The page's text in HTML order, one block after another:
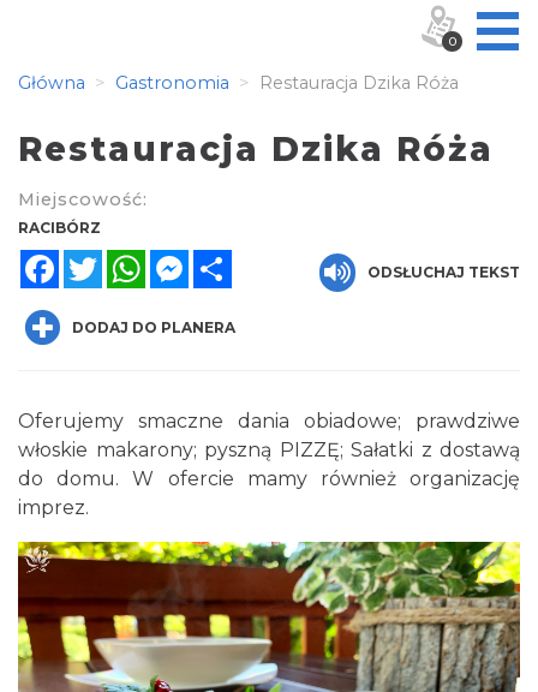
Główna Gastronomia Restauracja Dzika Róża
Restauracja Dzika Róża
Miejscowość:
RACIBÓRZ
FacebookTwitterWhatsAppMessenger
ODSŁUCHAJ TEKST
DODAJ DO PLANERA
Oferujemy smaczne dania obiadowe; prawdziwe
włoskie makarony; pyszną PIZZĘ; Sałatki z dostawą
do domu. W ofercie mamy również organizację
imprez.
0